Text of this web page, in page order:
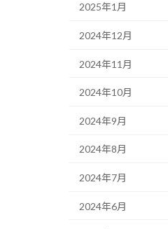
2025年1月
2024年12月
2024年11月
2024年10月
2024年9月
2024年8月
2024年7月
2024年6月